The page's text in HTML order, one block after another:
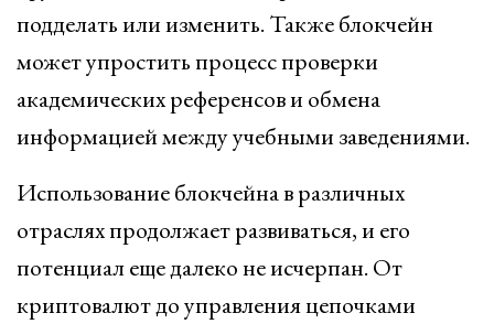
подделать или изменить. Также блокчейн
может упростить процесс проверки
академических референсов и обмена
информацией между учебными заведениями.
Использование блокчейна в различных
отраслях продолжает развиваться, и его
потенциал еще далеко не исчерпан. От
криптовалют до управления цепочками